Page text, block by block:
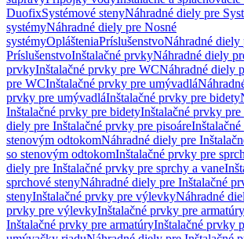
DuofixSystémové stenyNáhradné diely pre
systémyNáhradné diely pre Nosné
systémyOplášteniaPríslušenstvoNáhradné diely
PríslušenstvoInštalačné prvkyNáhradné diely
prvkyInštalačné prvky pre WCNáhradné diely
pre WCInštalačné prvky pre umývadlá
prvky pre umývadláInštalačné prvky pre bidety
Inštalačné prvky pre bidetyInštalačné prvky pre
diely pre Inštalačné prvky pre pisoáre
stenovým odtokomNáhradné diely pre
so stenovým odtokomInštalačné prvky pre
diely pre Inštalačné prvky pre sprchy a vane
sprchové stenyNáhradné diely pre Inštalačné
stenyInštalačné prvky pre výlevkyNáhradné
prvky pre výlevkyInštalačné prvky pre armatúry
Inštalačné prvky pre armatúryInštalačné prvky